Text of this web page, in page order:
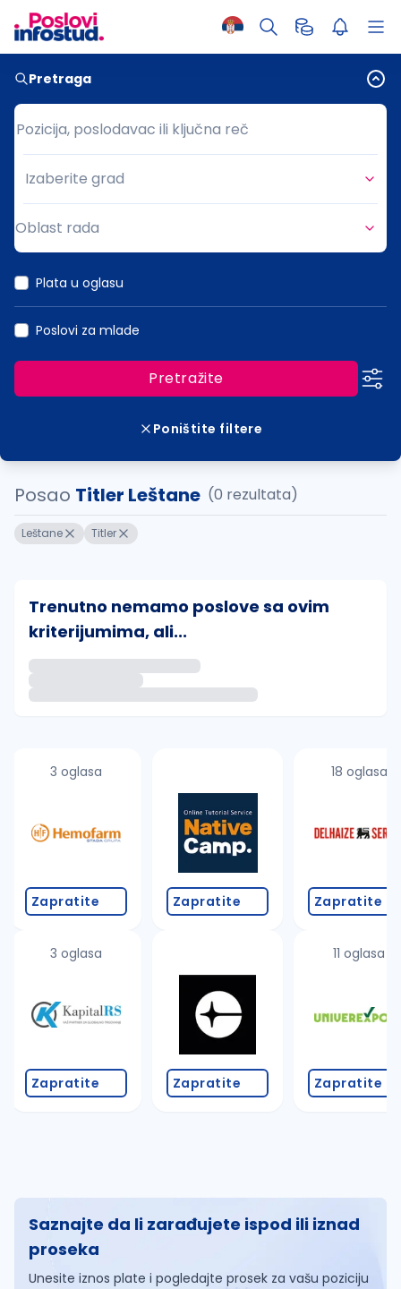
Pretraga
Pozicija, poslodavac ili ključna reč
Pozicija, poslodavac ili ključna reč
Grad
Izaberite grad
Oblast rada
Plata u oglasu
Poslovi za mlade
Pretražite
Poništite filtere
Posao Titler Leštane (0 rezultata)
Leštane Titler
Trenutno nemamo poslove sa ovim
kriterijumima, ali...
proverite pravopisne greške (koristite č, ć, š, đ,
povećajte radijus za odabrani grad
promenite odabrane filtere pretrage
3 oglasa
Zapratite
3 oglasa
Zapratite
Zapratite
Zapratite
18 oglasa
Zapratite
11 oglasa
Zapratite
Saznajte da li zarađujete ispod ili iznad
proseka
Unesite iznos plate i pogledajte prosek za vašu poziciju